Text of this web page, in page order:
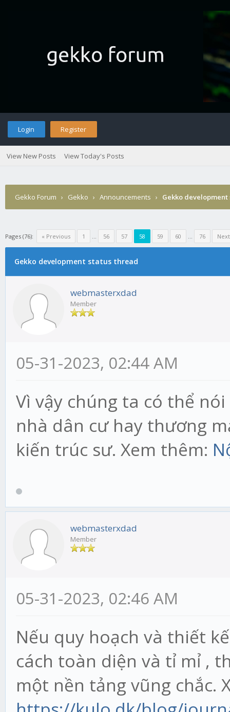
Login Register
View New Posts View Today's Posts
Gekko Forum › Gekko › Announcements › Gekko
Pages (76): « Previous 1 ... 56 57 58 59 60 ... 76
Gekko development status thread
webmasterxdad
Member
05-31-2023, 02:44 AM
Vì vậy chúng ta có thể
nhà dân cư hay thương
kiến trúc sư. Xem thêm:
webmasterxdad
Member
05-31-2023, 02:46 AM
Nếu quy hoạch và thiết
cách toàn diện và tỉ mỉ ,
một nền tảng vũng chắc.